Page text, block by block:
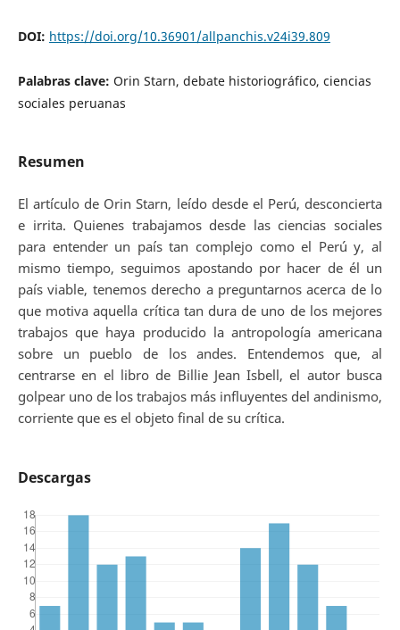
DOI: https://doi.org/10.36901/allpanchis.v24i39.809
Palabras clave: Orin Starn, debate historiográfico, ciencias
sociales peruanas
Resumen
El artículo de Orin Starn, leído desde el Perú, desconcierta
e irrita. Quienes trabajamos desde las ciencias sociales
para entender un país tan complejo como el Perú y, al
mismo tiempo, seguimos apostando por hacer de él un
país viable, tenemos derecho a preguntarnos acerca de lo
que motiva aquella crítica tan dura de uno de los mejores
trabajos que haya producido la antropología americana
sobre un pueblo de los andes. Entendemos que, al
centrarse en el libro de Billie Jean Isbell, el autor busca
golpear uno de los trabajos más influyentes del andinismo,
corriente que es el objeto final de su crítica.
Descargas